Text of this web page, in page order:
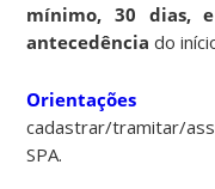
mínimo, 30 dias,
antecedência do
Orientações
cadastrar/tramitar/
SPA.